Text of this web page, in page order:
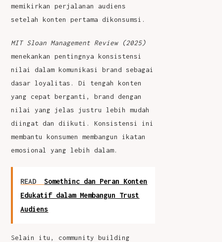
memikirkan perjalanan audiens
setelah konten pertama dikonsumsi.
MIT Sloan Management Review (2025)
menekankan pentingnya konsistensi
nilai dalam komunikasi brand sebagai
dasar loyalitas. Di tengah konten
yang cepat berganti, brand dengan
nilai yang jelas justru lebih mudah
diingat dan diikuti. Konsistensi ini
membantu konsumen membangun ikatan
emosional yang lebih dalam.
READ
Somethinc dan Peran Konten
Edukatif dalam Membangun Trust
Audiens
Selain itu, community building